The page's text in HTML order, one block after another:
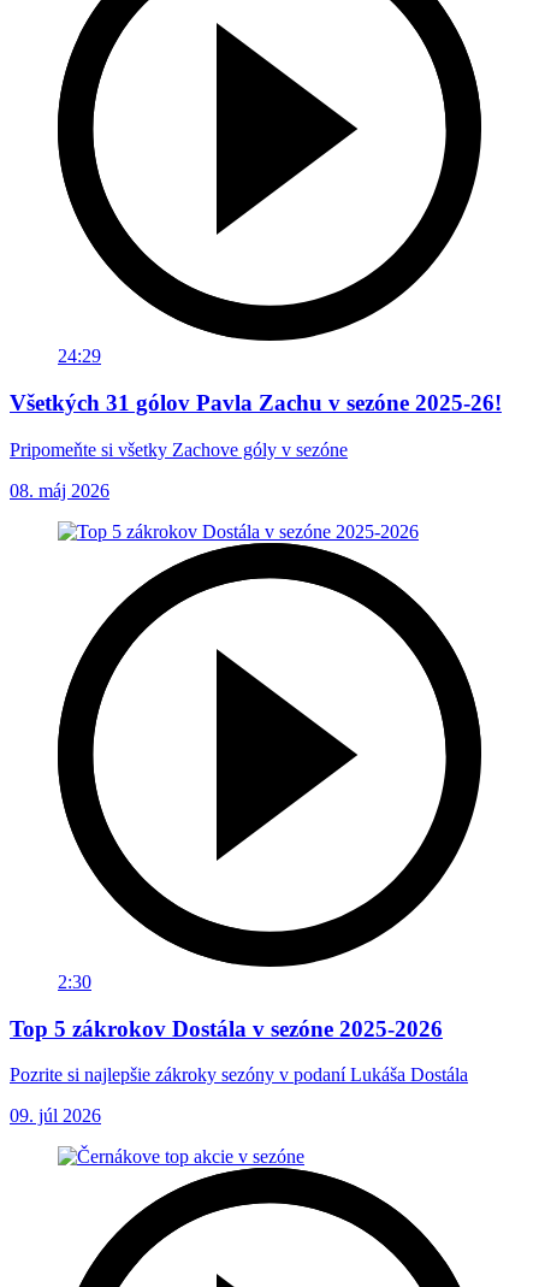
24:29
Všetkých 31 gólov Pavla Zachu v sezóne 2025-26!
Pripomeňte si všetky Zachove góly v sezóne
08. máj 2026
2:30
Top 5 zákrokov Dostála v sezóne 2025-2026
Pozrite si najlepšie zákroky sezóny v podaní Lukáša Dostála
09. júl 2026